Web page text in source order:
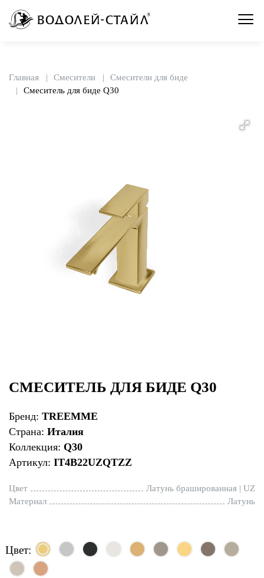
Главная Смесители
Смесители для биде
Смеситель для биде Q30
СМЕСИТЕЛЬ ДЛЯ БИДЕ Q30
Бренд: TREEMME
Страна: Италия
Коллекция: Q30
Артикул: IT4B22UZQTZZ
Цвет
Латунь брашированная | UZ
Материал
Латунь
Цвет: